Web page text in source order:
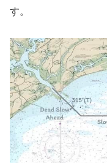
す。